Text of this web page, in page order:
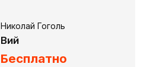
Николай Гоголь
Вий
Бесплатно